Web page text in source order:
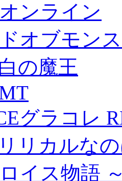
ンライン
オブモン
の魔王
グラコレ
リカルな
イス物語